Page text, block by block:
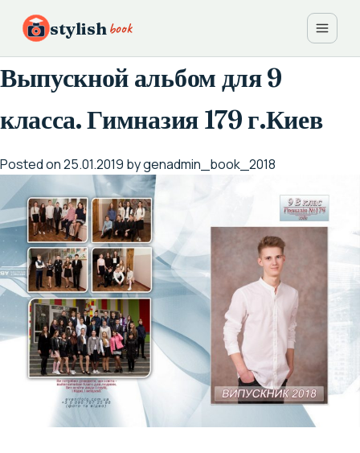
stylishbook
Выпускной альбом для 9
класса. Гимназия 179 г.Киев
Posted on25.01.2019 bygenadmin_book_2018